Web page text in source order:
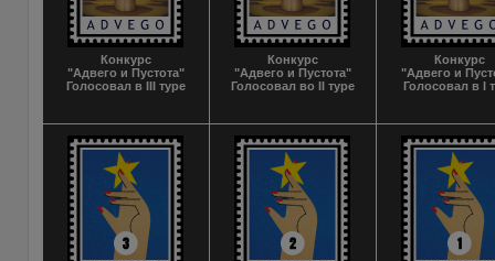
Конкурс
"Адвего и Пустота"
Голосовал в III туре
Конкурс
"Адвего и Пустота"
Голосовал во II туре
Конкурс
"Адвего и
Голосовал в I